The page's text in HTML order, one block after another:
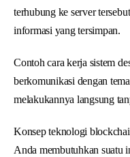
terhubung ke server
informasi yang tersimpan.
Contoh cara kerja sistem
berkomunikasi dengan
melakukannya langsung
Konsep teknologi
Anda membutuhkan suatu